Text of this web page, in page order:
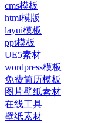
cms模板
html模版
layui模板
ppt模板
UE5素材
wordpress模板
免费简历模板
图片壁纸素材
在线工具
壁纸素材